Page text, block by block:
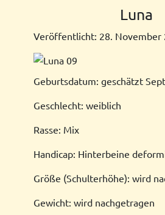
Luna
Veröffentlicht: 28. November
Geburtsdatum: geschätzt
Geschlecht: weiblich
Rasse: Mix
Handicap: Hinterbeine
Größe (Schulterhöhe): wird
Gewicht: wird nachgetragen